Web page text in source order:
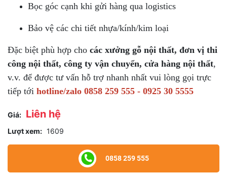
Bọc góc cạnh khi gửi hàng qua logistics
Bảo vệ các chi tiết nhựa/kính/kim loại
Đặc biệt phù hợp cho các xưởng gỗ nội thất, đơn vị thi
công nội thất, công ty vận chuyển, cửa hàng nội thất,
v.v. để được tư vấn hỗ trợ nhanh nhất vui lòng gọi trực
tiếp tới hotline/zalo 0858 259 555 - 0925 30 5555
Giá: Liên hệ
Lượt xem: 1609
0858 259 555